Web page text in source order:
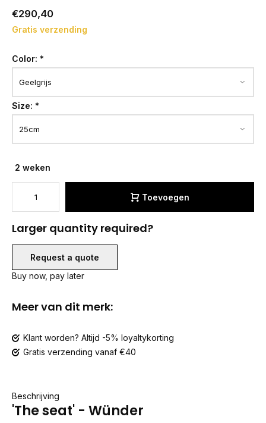
€290,40
Gratis verzending
Color: *
Size: *
2 weken
Toevoegen
Larger quantity required?
Request a quote
Buy now, pay later
Meer van dit merk:
Klant worden? Altijd -5% loyaltykorting
Gratis verzending vanaf €40
Beschrijving
'The seat' - Wünder